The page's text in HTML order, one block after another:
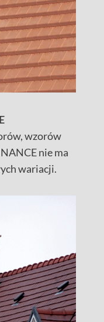
wzorów
nie ma
wariacji.